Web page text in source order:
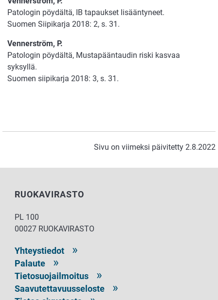
Patologin pöydältä, IB tapaukset lisääntyneet.
Suomen Siipikarja 2018: 2, s. 31.
Vennerström, P.
Patologin pöydältä, Mustapääntaudin riski kasvaa
syksyllä.
Suomen siipikarja 2018: 3, s. 31.
Sivu on viimeksi päivitetty 2.8.2022
RUOKAVIRASTO
PL 100
00027 RUOKAVIRASTO
Yhteystiedot
Palaute
Tietosuojailmoitus
Saavutettavuusseloste